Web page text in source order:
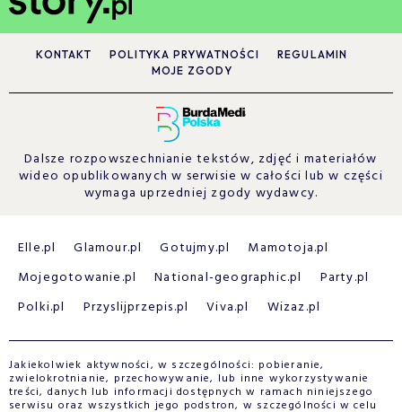
KONTAKT POLITYKA PRYWATNOŚCI
REGULAMIN
MOJE ZGODY
Dalsze rozpowszechnianie tekstów, zdjęć i materiałów
wideo opublikowanych w serwisie w całości lub w części
wymaga uprzedniej zgody wydawcy.
Elle.pl Glamour.pl Gotujmy.pl
Mamotoja.pl
Mojegotowanie.pl
National-geographic.pl
Party.pl
Polki.pl
Przyslijprzepis.pl Viva.pl Wizaz.pl
Jakiekolwiek aktywności, w szczególności: pobieranie,
zwielokrotnianie, przechowywanie, lub inne wykorzystywanie
treści, danych lub informacji dostępnych w ramach niniejszego
serwisu oraz wszystkich jego podstron, w szczególności w celu